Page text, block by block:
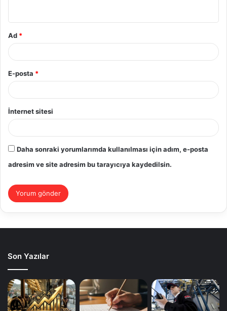
Ad *
E-posta *
İnternet sitesi
Daha sonraki yorumlarımda kullanılması için adım, e-posta
adresim ve site adresim bu tarayıcıya kaydedilsin.
Son Yazılar